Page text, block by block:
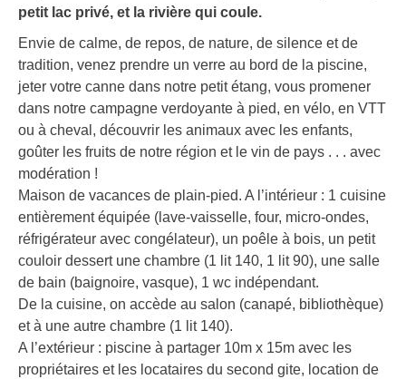
petit lac privé, et la rivière qui coule.
Envie de calme, de repos, de nature, de silence et de
tradition, venez prendre un verre au bord de la piscine,
jeter votre canne dans notre petit étang, vous promener
dans notre campagne verdoyante à pied, en vélo, en VTT
ou à cheval, découvrir les animaux avec les enfants,
goûter les fruits de notre région et le vin de pays . . . avec
modération !
Maison de vacances de plain-pied. A l’intérieur : 1 cuisine
entièrement équipée (lave-vaisselle, four, micro-ondes,
réfrigérateur avec congélateur), un poêle à bois, un petit
couloir dessert une chambre (1 lit 140, 1 lit 90), une salle
de bain (baignoire, vasque), 1 wc indépendant.
De la cuisine, on accède au salon (canapé, bibliothèque)
et à une autre chambre (1 lit 140).
A l’extérieur : piscine à partager 10m x 15m avec les
propriétaires et les locataires du second gite, location de